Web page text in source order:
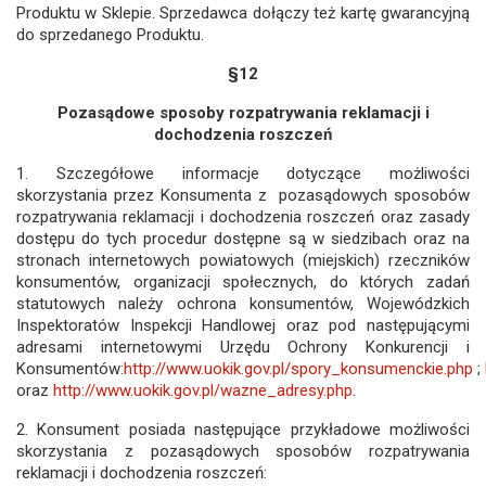
Produktu w Sklepie. Sprzedawca dołączy też kartę gwarancyjną
do sprzedanego Produktu.
§12
Pozasądowe sposoby rozpatrywania reklamacji i
dochodzenia roszczeń
1. Szczegółowe informacje dotyczące możliwości
skorzystania przez Konsumenta z pozasądowych sposobów
rozpatrywania reklamacji i dochodzenia roszczeń oraz zasady
dostępu do tych procedur dostępne są w siedzibach oraz na
stronach internetowych powiatowych (miejskich) rzeczników
konsumentów, organizacji społecznych, do których zadań
statutowych należy ochrona konsumentów, Wojewódzkich
Inspektoratów Inspekcji Handlowej oraz pod następującymi
adresami internetowymi Urzędu Ochrony Konkurencji i
Konsumentów:http://www.uokik.gov.pl/spory_konsumenckie.php ;
oraz http://www.uokik.gov.pl/wazne_adresy.php.
2. Konsument posiada następujące przykładowe możliwości
skorzystania z pozasądowych sposobów rozpatrywania
reklamacji i dochodzenia roszczeń: